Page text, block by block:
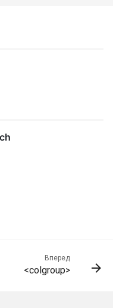
Вперед
<colgroup>